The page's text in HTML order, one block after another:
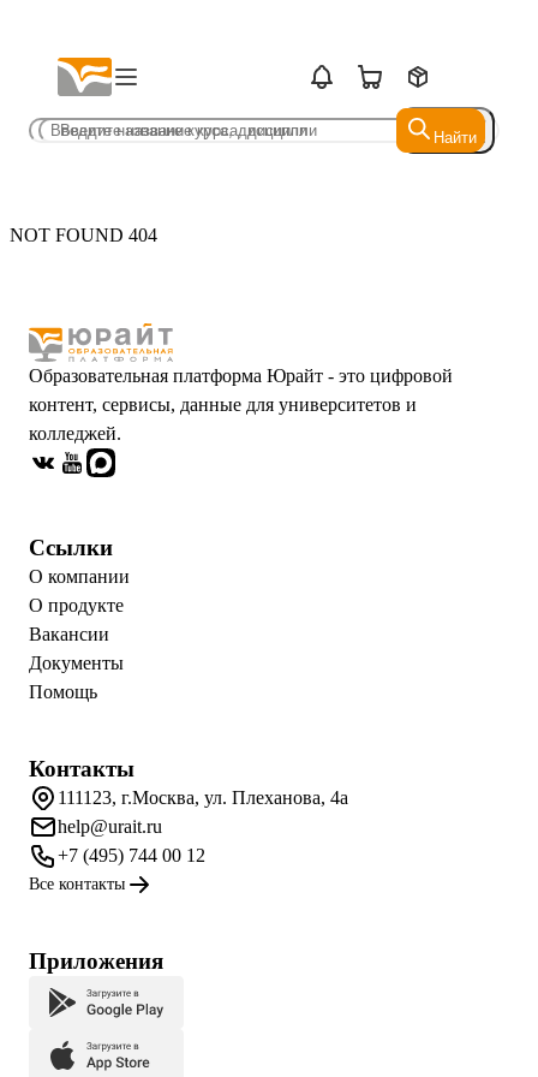
Найти
Найти
NOT FOUND 404
Образовательная платформа Юрайт - это цифровой
контент, сервисы, данные для университетов и
колледжей.
Ссылки
О компании
О продукте
Вакансии
Документы
Помощь
Контакты
111123, г.Москва, ул. Плеханова, 4а
help@urait.ru
+7 (495) 744 00 12
Все контакты
Приложения